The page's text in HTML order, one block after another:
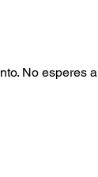
No esperes a